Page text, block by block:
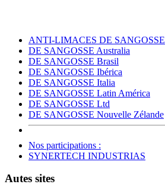
ANTI-LIMACES DE SANGOSSE
DE SANGOSSE Australia
DE SANGOSSE Brasil
DE SANGOSSE Ibérica
DE SANGOSSE Italia
DE SANGOSSE Latin América
DE SANGOSSE Ltd
DE SANGOSSE Nouvelle Zélande
Nos participations :
SYNERTECH INDUSTRIAS
Autes sites